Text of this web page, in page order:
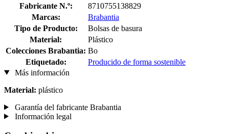
Fabricante N.º:
8710755138829
Marcas:
Brabantia
Tipo de Producto:
Bolsas de basura
Material:
Plástico
Colecciones Brabantia: Bo
Etiquetado:
Producido de forma sostenible
Más información
Material: plástico
Garantía del fabricante Brabantia
Información legal